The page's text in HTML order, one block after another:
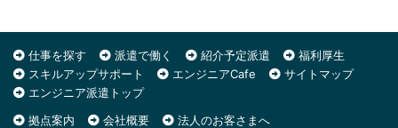
仕事を探す 派遣で働く 紹介予定派遣
福利厚生
スキルアップサポート
エンジニアCafe
サイトマップ
エンジニア派遣トップ
拠点案内
会社概要
法人のお客さまへ